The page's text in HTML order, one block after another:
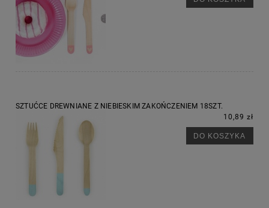
SZTUĆCE DREWNIANE Z NIEBIESKIM ZAKOŃCZENIEM 18SZT.
10,89 zł
DO KOSZYKA